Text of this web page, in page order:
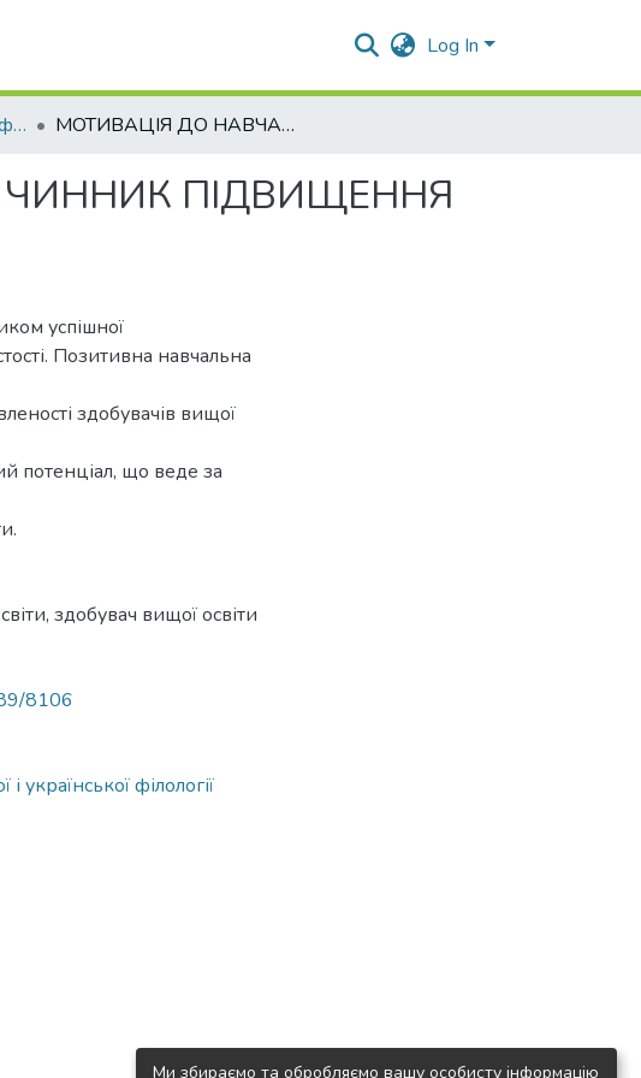
Log In
Друковані видання. Кафедра германської і української філології МОТИВАЦІЯ ДО НАВЧАННЯ ЯК ОСНОВНИЙ ЧИННИК ПІДВИЩЕННЯ ЯКОСТІ ВИЩОЇ ОСВІТИ
ПІДВИЩЕННЯ
успішної
Позитивна навчальна
здобувачів вищої
потенціал, що веде за
здобувач вищої освіти
8106
філології
Ми збираємо та обробляємо вашу особисту інформацію